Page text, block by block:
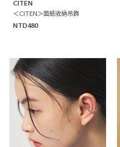
CITEN
＜CITEN＞面紙收納吊飾
NTD480